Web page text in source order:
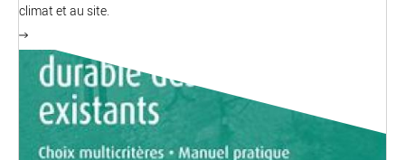
climat et au site.